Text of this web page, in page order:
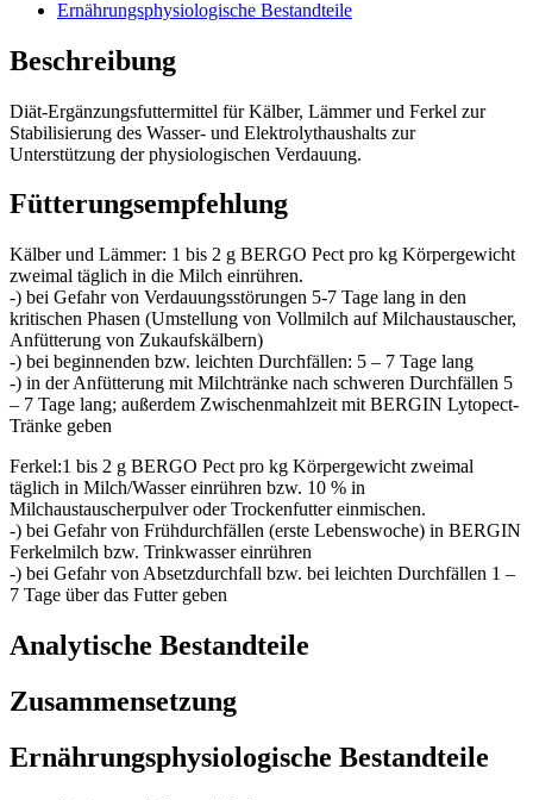
Ernährungsphysiologische Bestandteile
Beschreibung
Diät-Ergänzungsfuttermittel für Kälber, Lämmer und Ferkel zur
Stabilisierung des Wasser- und Elektrolythaushalts zur
Unterstützung der physiologischen Verdauung.
Fütterungsempfehlung
Kälber und Lämmer: 1 bis 2 g BERGO Pect pro kg Körpergewicht
zweimal täglich in die Milch einrühren.
-) bei Gefahr von Verdauungsstörungen 5-7 Tage lang in den
kritischen Phasen (Umstellung von Vollmilch auf Milchaustauscher,
Anfütterung von Zukaufskälbern)
-) bei beginnenden bzw. leichten Durchfällen: 5 – 7 Tage lang
-) in der Anfütterung mit Milchtränke nach schweren Durchfällen 5
– 7 Tage lang; außerdem Zwischenmahlzeit mit BERGIN Lytopect-
Tränke geben
Ferkel:1 bis 2 g BERGO Pect pro kg Körpergewicht zweimal
täglich in Milch/Wasser einrühren bzw. 10 % in
Milchaustauscherpulver oder Trockenfutter einmischen.
-) bei Gefahr von Frühdurchfällen (erste Lebenswoche) in BERGIN
Ferkelmilch bzw. Trinkwasser einrühren
-) bei Gefahr von Absetzdurchfall bzw. bei leichten Durchfällen 1 –
7 Tage über das Futter geben
Analytische Bestandteile
Zusammensetzung
Ernährungsphysiologische Bestandteile